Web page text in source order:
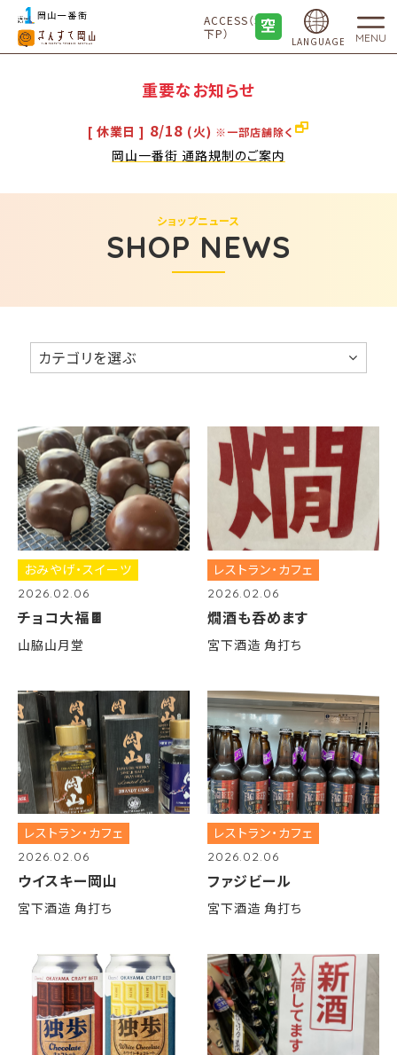
ACCESS（地
下P）
LANGUAGE MENU
重要なお知らせ
[ 休業日 ] 8/18 (火) ※一部店舗除く
岡山一番街 通路規制のご案内
SHOP NEWS
ショップニュース
カテゴリを選ぶ
おみやげ・スイーツ
2026.02.06
チョコ大福🍫
山脇山月堂
レストラン・カフェ
2026.02.06
燗酒も呑めます
宮下酒造 角打ち
レストラン・カフェ
2026.02.06
ウイスキー岡山
宮下酒造 角打ち
レストラン・カフェ
2026.02.06
ファジビール
宮下酒造 角打ち